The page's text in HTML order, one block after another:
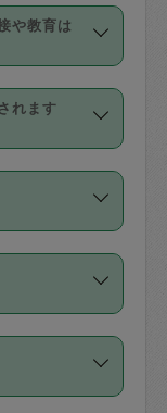
ことが可
スカジさ
くださ
調整はで
の対象外
ィールで
作業、屋
持ちの
格者で保
で料理関
、日本で
先生とし
出身の
ドの方が
。
自の得意
や教育は
接と説明
証明書の
す。外国
トレーニ
ニングの
たタスカ
のレビュ
れます
タスカジ
の作業に
除、洗
人にけが
補償金額
（72時間
っていま
ることが
類がありま